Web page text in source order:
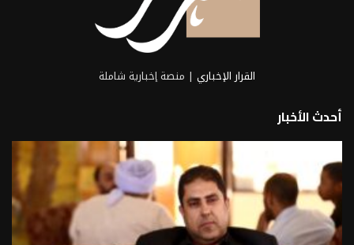
القرار الإخباري | منصة إخبارية شاملة
أحدث الأخبار